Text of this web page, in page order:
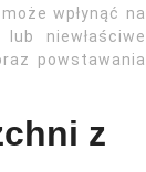
wpłynąć na
niewłaściwe
powstawania
z